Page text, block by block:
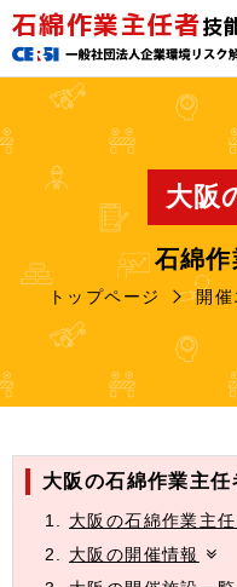
石綿作業主任者技
大阪
石綿
トップページ 開
大阪の石綿作業主
大阪の石綿作業主
大阪の開催情報